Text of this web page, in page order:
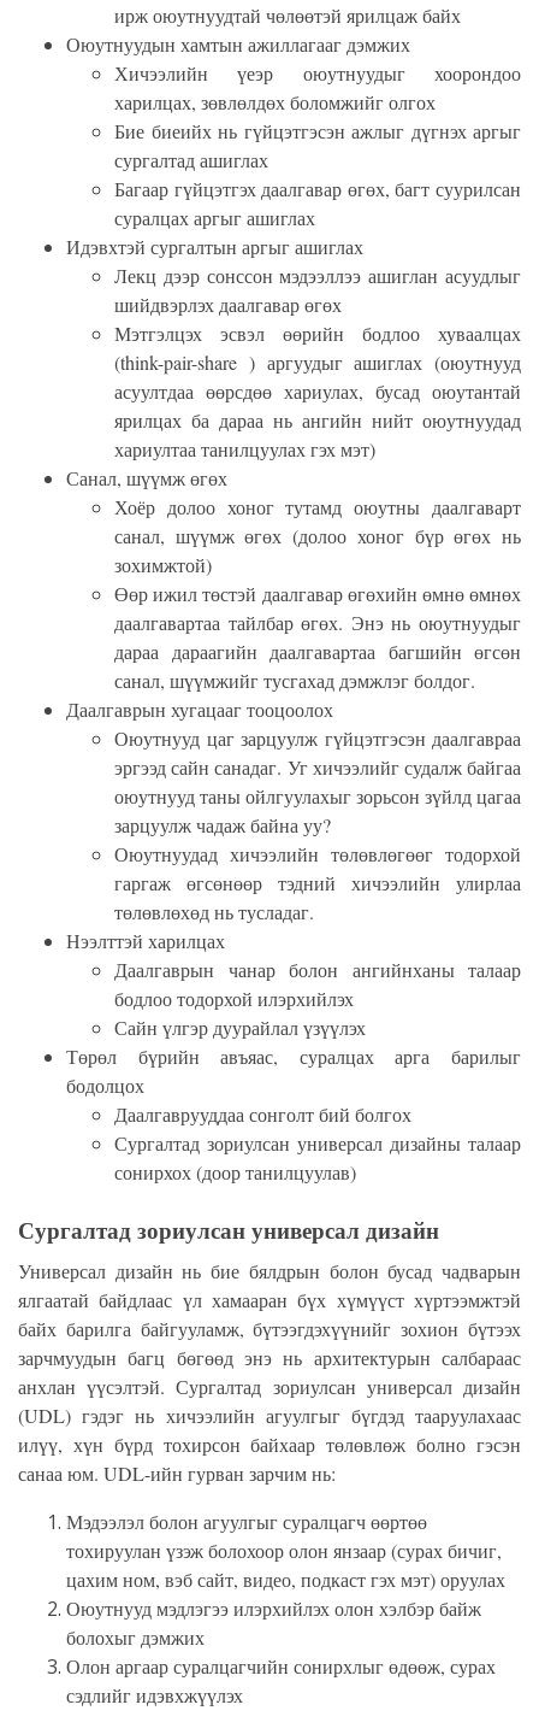
ирж оюутнуудтай чөлөөтэй ярилцаж байх
Оюутнуудын хамтын ажиллагааг дэмжих
Хичээлийн үеэр оюутнуудыг хоорондоо
харилцах, зөвлөлдөх боломжийг олгох
Бие биеийх нь гүйцэтгэсэн ажлыг дүгнэх аргыг
сургалтад ашиглах
Багаар гүйцэтгэх даалгавар өгөх, багт суурилсан
суралцах аргыг ашиглах
Идэвхтэй сургалтын аргыг ашиглах
Лекц дээр сонссон мэдээллээ ашиглан асуудлыг
шийдвэрлэх даалгавар өгөх
Мэтгэлцэх эсвэл өөрийн бодлоо хуваалцах
(think-pair-share ) аргуудыг ашиглах (оюутнууд
асуултдаа өөрсдөө хариулах, бусад оюутантай
ярилцах ба дараа нь ангийн нийт оюутнуудад
хариултаа танилцуулах гэх мэт)
Санал, шүүмж өгөх
Хоёр долоо хоног тутамд оюутны даалгаварт
санал, шүүмжөгөх (долоо хоног бүр өгөх нь
зохимжтой)
Өөр ижил төстэй даалгавар өгөхийн өмнө өмнөх
даалгавартаа тайлбар өгөх. Энэ нь оюутнуудыг
дараа дараагийн даалгавартаа багшийн өгсөн
санал, шүүмжийгтусгахад дэмжлэг болдог.
Даалгаврын хугацааг тооцоолох
Оюутнууд цаг зарцуулж гүйцэтгэсэн даалгавраа
эргээд сайн санадаг. Уг хичээлийг судалж байгаа
оюутнууд таны ойлгуулахыг зорьсон зүйлд цагаа
зарцуулж чадаж байна уу?
Оюутнуудад хичээлийн төлөвлөгөөг тодорхой
гаргаж өгсөнөөр тэдний хичээлийн улирлаа
төлөвлөхөд нь тусладаг.
Нээлттэй харилцах
Даалгаврын чанар болон ангийнханы талаар
бодлоо тодорхой илэрхийлэх
Сайн үлгэр дуурайлал үзүүлэх
Төрөл бүрийн авъяас, суралцах арга барилыг
бодолцох
Даалгаврууддаа сонголт бий болгох
Сургалтад зориулсан универсал дизайны талаар
сонирхох (доор танилцуулав)
Сургалтад зориулсан универсал дизайн
Универсал дизайн нь бие бялдрын болон бусад чадварын
ялгаатай байдлаас үл хамааран бүх хүмүүст хүртээмжтэй
байх барилга байгууламж, бүтээгдэхүүнийг зохион бүтээх
зарчмуудын багц бөгөөд энэ нь архитектурын салбараас
анхлан үүсэлтэй.Сургалтад зориулсан универсал дизайн
(UDL) гэдэг нь хичээлийн агуулгыг бүгдэд тааруулахаас
илүү, хүн бүрд тохирсон байхаар төлөвлөж болно гэсэн
санаа юм. UDL-ийн гурван зарчим нь:
Мэдээлэл болон агуулгыг суралцагч өөртөө
тохируулан үзэж болохоор олон янзаар (сурах бичиг,
цахим ном, вэб сайт, видео, подкаст гэх мэт) оруулах
Оюутнууд мэдлэгээ илэрхийлэх олон хэлбэр байж
болохыг дэмжих
Олон аргаар суралцагчийн сонирхлыг өдөөж, сурах
сэдлийг идэвхжүүлэх